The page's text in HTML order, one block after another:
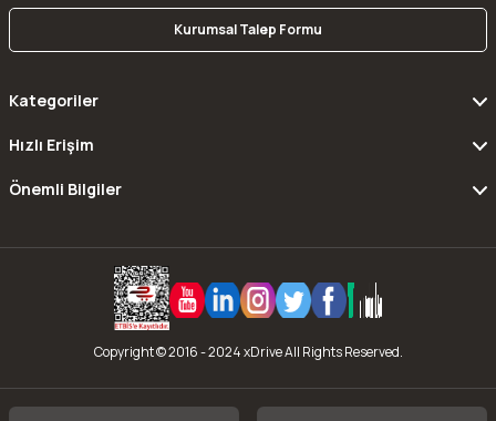
Kurumsal Talep Formu
Kategoriler
Hızlı Erişim
Önemli Bilgiler
Copyright © 2016 - 2024 xDrive All Rights Reserved.